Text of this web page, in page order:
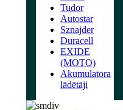
Tudor
Autostar
Sznajder
Duracell
EXIDE
(MOTO)
Akumulatora
lādētāji